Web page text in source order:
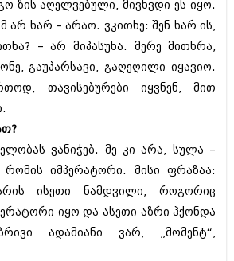
(231)
(261)
(212)
(233)
(265)
(216)
(220)
(212)
(205)
(246)
(207)
(207)
(224)
(258)
ზის აღელვებული, მივხვდი ეს იყო.
არ ხარ – არაო. ვკითხე: შენ ხარ ის,
– არ მიპასუხა. მერე მითხრა,
გაუპარსავი, გაღეღილი იყავიო.
თავისებურები იყვნენ, მით
ვანიჭებ. მე კი არა, სულა –
იმპერატორი. მისი ფრაზაა:
ისეთი ნამდვილი, როგორიც
იყო და ასეთი აზრი ჰქონდა
ადამიანი ვარ, „მომენტ“,